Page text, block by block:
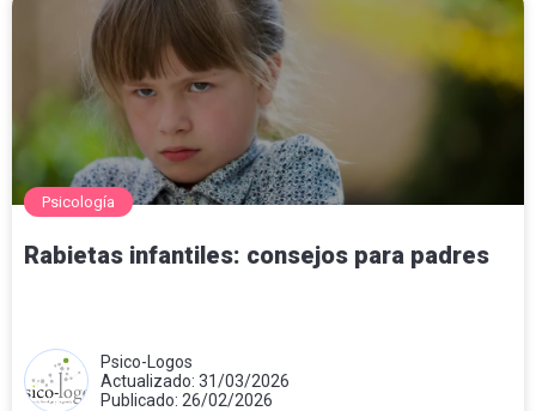
Psicología
Rabietas infantiles: consejos para padres
Psico-Logos
Actualizado: 31/03/2026
Publicado: 26/02/2026